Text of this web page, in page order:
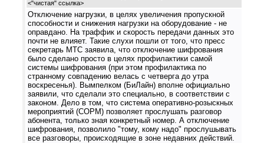
<"чистая" ссылка>
Отключение нагрузки, в целях увеличения пропускной
способности и снижения нагрузки на оборудование - не
оправдано. На траффик и скорость передачи данных это
почти не влияет. Такие слухи пошли от того, что пресс
секретарь МТС заявила, что отключение шифрования
было сделано просто в целях профилактики самой
системы шифрования (при этом профилактика по
странному совпадению велась с четверга до утра
воскресенья). Вымпелком (БиЛайн) вполне официально
заявили, что сделали это специально, в соответствии с
законом. Дело в том, что система оперативно-розыскных
мероприятий (СОРМ) позволяет прослушать разговор
абонента, только зная конкретный номер. А отключение
шифрования, позволило "тому, кому надо" прослушывать
все разговоры, происходящие в зоне недавних действий.